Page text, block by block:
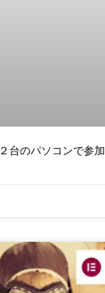
台のパソコンで参